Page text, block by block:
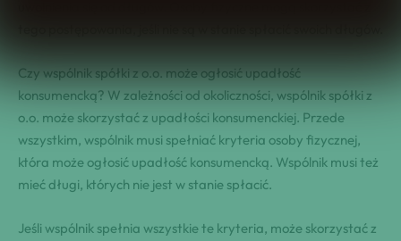
Czy wspólnik spółki z o.o. może ogłosić upadłość
konsumencką? W zależności od okoliczności, wspólnik spółki z
o.o. może skorzystać z upadłości konsumenckiej. Przede
wszystkim, wspólnik musi spełniać kryteria osoby fizycznej,
która może ogłosić upadłość konsumencką. Wspólnik musi też
mieć długi, których nie jest w stanie spłacić.
Jeśli wspólnik spełnia wszystkie te kryteria, może skorzystać z